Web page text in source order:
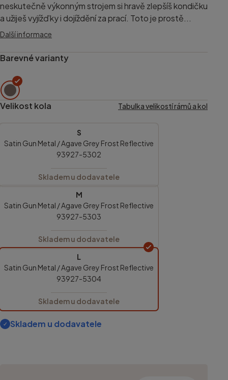
neskutečně výkonným strojem si hravě zlepšíš kondičku
a užiješ vyjížďky i dojíždění za prací. Toto je prostě...
Další informace
Barevné varianty
Velikost kola Tabulka velikostí rámů a kol
S
Satin Gun Metal / Agave Grey Frost Reflective
93927-5302
Skladem u dodavatele
M
Satin Gun Metal / Agave Grey Frost Reflective
93927-5303
Skladem u dodavatele
L
Satin Gun Metal / Agave Grey Frost Reflective
93927-5304
Skladem u dodavatele
Skladem u dodavatele